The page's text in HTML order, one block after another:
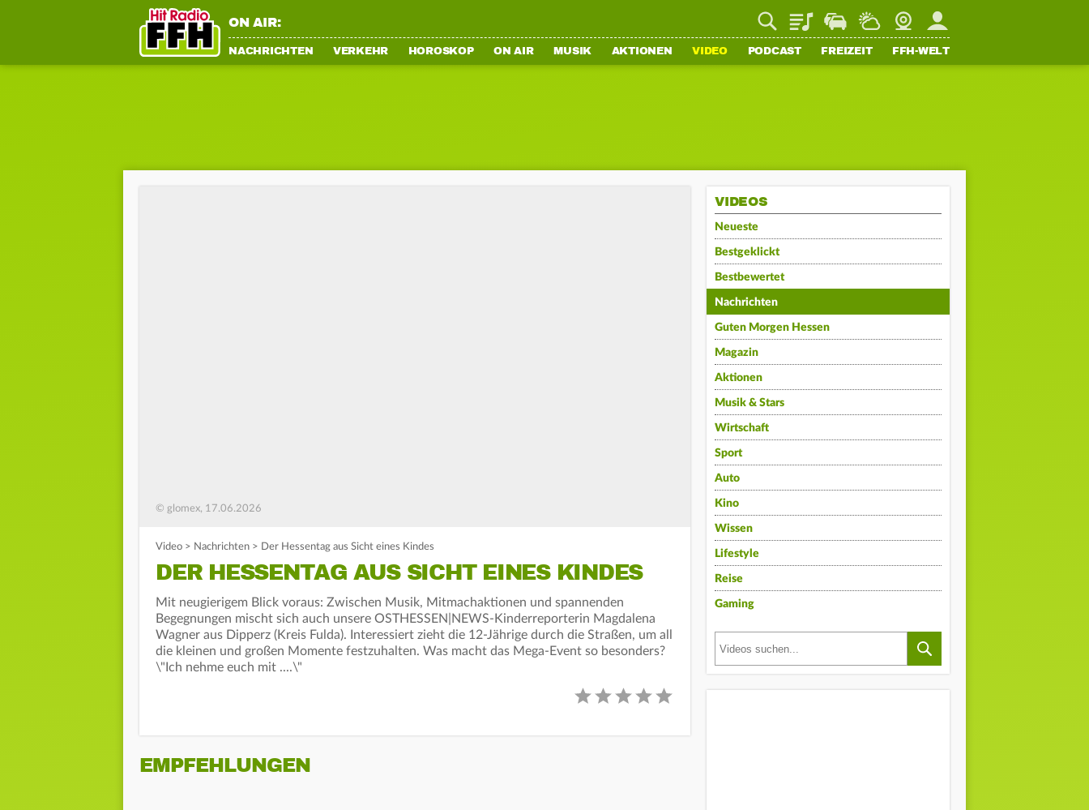
ON AIR: PlaylistStaupilotWetterWebcamMein FFH
NACHRICHTEN VERKEHR HOROSKOP ON AIR MUSIK AKTIONEN VIDEO PODCAST FREIZEIT FFH-WELT
© glomex, 17.06.2026
Video > Nachrichten > Der Hessentag aus Sicht eines Kindes
DER HESSENTAG AUS SICHT EINES KINDES
Mit neugierigem Blick voraus: Zwischen Musik, Mitmachaktionen und spannenden
Begegnungen mischt sich auch unsere OSTHESSEN|NEWS-Kinderreporterin Magdalena
Wagner aus Dipperz (Kreis Fulda). Interessiert zieht die 12-Jährige durch die Straßen, um all
die kleinen und großen Momente festzuhalten. Was macht das Mega-Event so besonders?
\"Ich nehme euch mit ....\"
EMPFEHLUNGEN
VIDEOS
Neueste
Bestgeklickt
Bestbewertet
Nachrichten
Guten Morgen Hessen
Magazin
Aktionen
Musik & Stars
Wirtschaft
Sport
Auto
Kino
Wissen
Lifestyle
Reise
Gaming